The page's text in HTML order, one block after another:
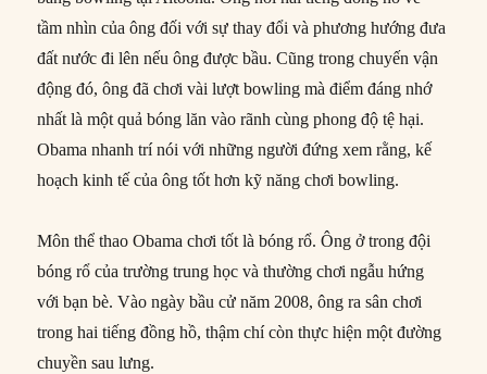
tầm nhìn của ông đối với sự thay đổi và phương hướng đưa
đất nước đi lên nếu ông được bầu. Cũng trong chuyến vận
động đó, ông đã chơi vài lượt bowling mà điểm đáng nhớ
nhất là một quả bóng lăn vào rãnh cùng phong độ tệ hại.
Obama nhanh trí nói với những người đứng xem rằng, kế
hoạch kinh tế của ông tốt hơn kỹ năng chơi bowling.
Môn thể thao Obama chơi tốt là bóng rổ. Ông ở trong đội
bóng rổ của trường trung học và thường chơi ngẫu hứng
với bạn bè. Vào ngày bầu cử năm 2008, ông ra sân chơi
trong hai tiếng đồng hồ, thậm chí còn thực hiện một đường
chuyền sau lưng.